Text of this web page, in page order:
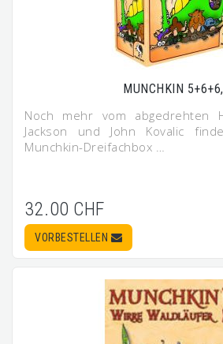
MUNCHKIN
Noch mehr vom abgedrehten
Jackson und John Kovalic
Munchkin-Dreifachbox …
32.00 CHF
VORBESTELLEN